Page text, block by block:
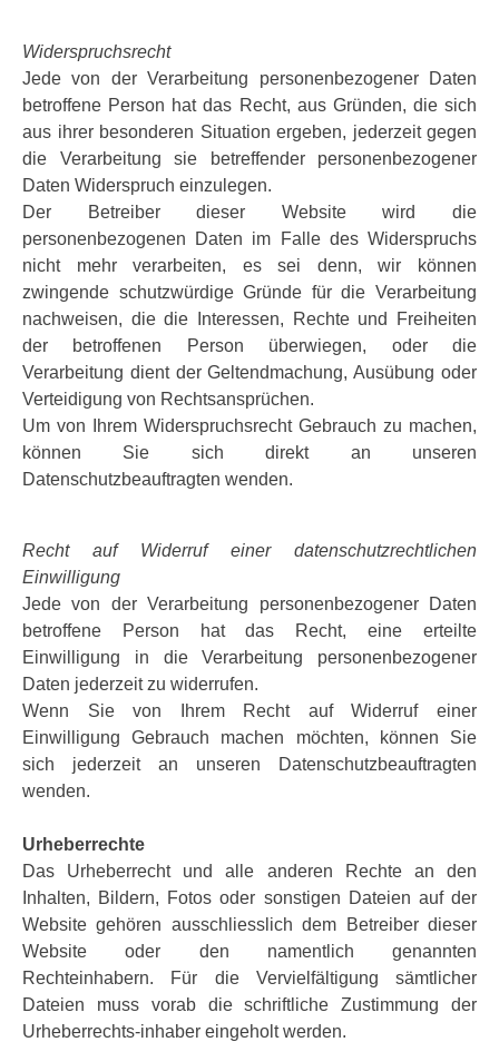
Widerspruchsrecht
Jede von der Verarbeitung personenbezogener Daten
betroffene Person hat das Recht, aus Gründen, die sich
aus ihrer besonderen Situation ergeben, jederzeit gegen
die Verarbeitung sie betreffender personenbezogener
Daten Widerspruch einzulegen.
Der Betreiber dieser Website wird die
personenbezogenen Daten im Falle des Widerspruchs
nicht mehr verarbeiten, es sei denn, wir können
zwingende schutzwürdige Gründe für die Verarbeitung
nachweisen, die die Interessen, Rechte und Freiheiten
der betroffenen Person überwiegen, oder die
Verarbeitung dient der Geltendmachung, Ausübung oder
Verteidigung von Rechtsansprüchen.
Um von Ihrem Widerspruchsrecht Gebrauch zu machen,
können Sie sich direkt an unseren
Datenschutzbeauftragten wenden.
Recht auf Widerruf einer datenschutzrechtlichen
Einwilligung
Jede von der Verarbeitung personenbezogener Daten
betroffene Person hat das Recht, eine erteilte
Einwilligung in die Verarbeitung personenbezogener
Daten jederzeit zu widerrufen.
Wenn Sie von Ihrem Recht auf Widerruf einer
Einwilligung Gebrauch machen möchten, können Sie
sich jederzeit an unseren Datenschutzbeauftragten
wenden.
Urheberrechte
Das Urheberrecht und alle anderen Rechte an den
Inhalten, Bildern, Fotos oder sonstigen Dateien auf der
Website gehören ausschliesslich dem Betreiber dieser
Website oder den namentlich genannten
Rechteinhabern. Für die Vervielfältigung sämtlicher
Dateien muss vorab die schriftliche Zustimmung der
Urheberrechts-inhaber eingeholt werden.